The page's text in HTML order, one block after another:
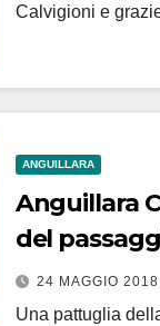
Calvigioni e
ANGUILLARA
Anguillara
del
Sorgente
24 MAGGIO 2018
Una pattuglia